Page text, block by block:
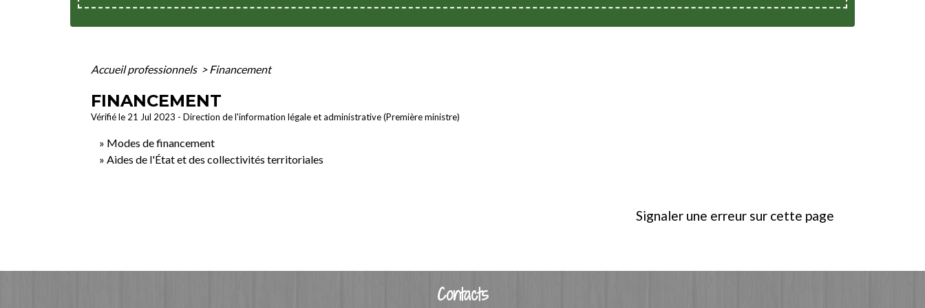
Accueil professionnels > Financement
FINANCEMENT
Vérifié le 21 Jul 2023 - Direction de l'information légale et administrative (Première ministre)
Modes de financement
Aides de l'État et des collectivités territoriales
Signaler une erreur sur cette page
Contacts